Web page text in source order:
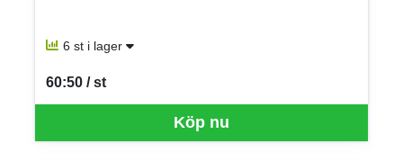
6 st i lager
Köp nu
60:50 / st
SEK per ST